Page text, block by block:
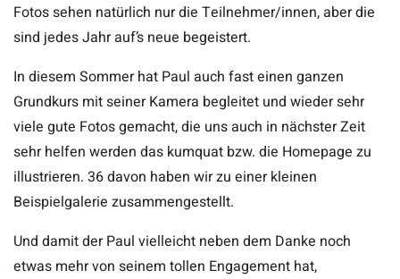
Fotos sehen natürlich nur die Teilnehmer/innen, aber die
sind jedes Jahr auf’s neue begeistert.
In diesem Sommer hat Paul auch fast einen ganzen
Grundkurs mit seiner Kamera begleitet und wieder sehr
viele gute Fotos gemacht, die uns auch in nächster Zeit
sehr helfen werden das kumquat bzw. die Homepage zu
illustrieren. 36 davon haben wir zu einer kleinen
Beispielgalerie zusammengestellt.
Und damit der Paul vielleicht neben dem Danke noch
etwas mehr von seinem tollen Engagement hat,